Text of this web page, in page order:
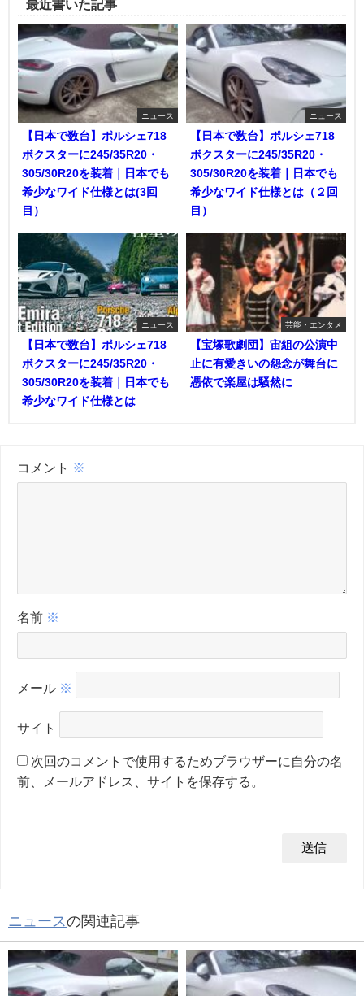
最近書いた記事
ニュース
【日本で数台】ポルシェ718
ボクスターに245/35R20・
305/30R20を装着｜日本でも
希少なワイド仕様とは(3回
目）
ニュース
【日本で数台】ポルシェ718
ボクスターに245/35R20・
305/30R20を装着｜日本でも
希少なワイド仕様とは（２回
目）
ニュース
【日本で数台】ポルシェ718
ボクスターに245/35R20・
305/30R20を装着｜日本でも
希少なワイド仕様とは
芸能・エンタメ
【宝塚歌劇団】宙組の公演中
止に有愛きいの怨念が舞台に
憑依で楽屋は騒然に
コメント ※
名前 ※
メール ※
サイト
次回のコメントで使用するためブラウザーに自分の名
前、メールアドレス、サイトを保存する。
ニュースの関連記事